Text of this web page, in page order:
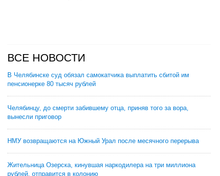
ВСЕ НОВОСТИ
В Челябинске суд обязал самокатчика выплатить сбитой им
пенсионерке 80 тысяч рублей
Челябинцу, до смерти забившему отца, приняв того за вора,
вынесли приговор
НМУ возвращаются на Южный Урал после месячного перерыва
Жительница Озерска, кинувшая наркодилера на три миллиона
рублей, отправится в колонию